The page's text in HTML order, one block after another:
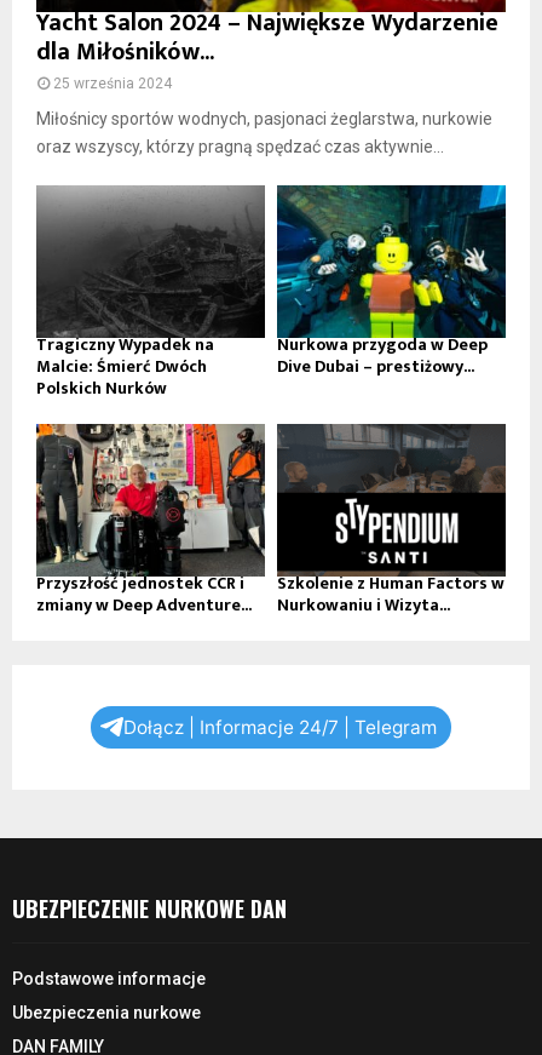
Yacht Salon 2024 – Największe Wydarzenie
dla Miłośników...
25 września 2024
Miłośnicy sportów wodnych, pasjonaci żeglarstwa, nurkowie
oraz wszyscy, którzy pragną spędzać czas aktywnie...
Tragiczny Wypadek na
Malcie: Śmierć Dwóch
Polskich Nurków
Nurkowa przygoda w Deep
Dive Dubai – prestiżowy...
Przyszłość jednostek CCR i
zmiany w Deep Adventure...
Szkolenie z Human Factors w
Nurkowaniu i Wizyta...
Dołącz | Informacje 24/7 | Telegram
UBEZPIECZENIE NURKOWE DAN
Podstawowe informacje
Ubezpieczenia nurkowe
DAN FAMILY